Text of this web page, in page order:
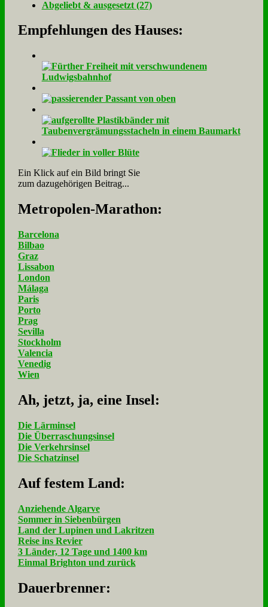
Ab­ge­liebt & aus­ge­setzt (27)
Empfehlungen des Hauses:
Ein Klick auf ein Bild bringt Sie
zum dazugehörigen Beitrag...
Me­tro­po­len-Ma­ra­thon:
Barcelona
Bilbao
Graz
Lissabon
London
Málaga
Paris
Porto
Prag
Sevilla
Stockholm
Valencia
Venedig
Wien
Ah, jetzt, ja, ei­ne In­sel:
Die Lärminsel
Die Überraschungsinsel
Die Verkehrsinsel
Die Schatzinsel
Auf fe­stem Land:
Anziehende Algarve
Sommer in Siebenbürgen
Land der Lupinen und Lakritzen
Reise ins Revier
3 Länder, 12 Tage und 1400 km
Einmal Brighton und zurück
Dau­er­bren­ner: